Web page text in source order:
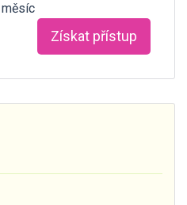
Získat přístup